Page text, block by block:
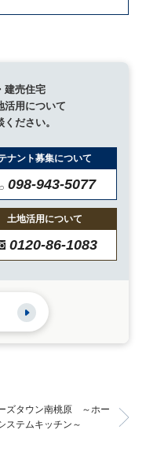
建売住宅
活用について
ださい。
ナント募集について
098-943-5077
土地活用について
0120-86-1083
ズタウン南桃原 ～ホー
ステムキッチン～